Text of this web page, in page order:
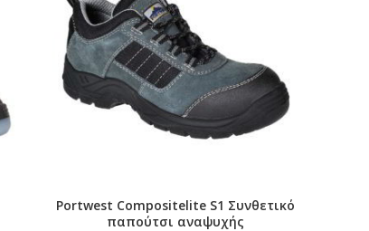
Portwest Compositelite S1 Συνθετικό
παπούτσι αναψυχής